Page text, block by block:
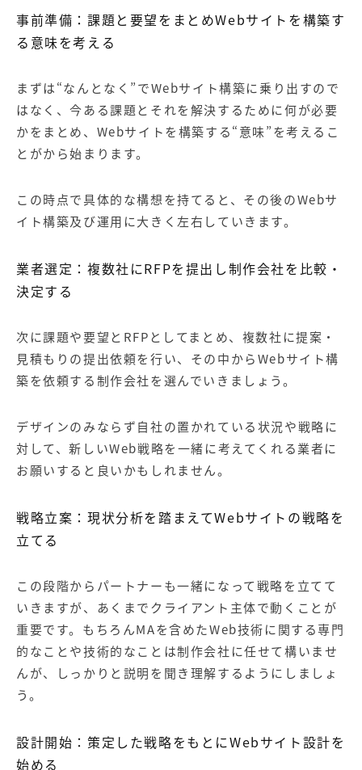
事前準備：課題と要望をまとめWebサイトを構築す
る意味を考える
まずは“なんとなく ”でWebサイト構築に乗り出すので
はなく、今ある課題とそれを解決するために何が必要
かをまとめ、 Webサイトを構築する“意味”を考えるこ
とがから始まります。
この時点で具体的な構想を持てると、その後のWebサ
イト構築及び運用に大きく左右していきます。
業者選定：複数社にRFPを提出し制作会社を比較・
決定する
次に課題や要望と RFPとしてまとめ、複数社に提案・
見積もりの提出依頼を行い、その中からWebサイト構
築を依頼する制作会社を選んでいきましょう。
デザインのみならず自社の置かれている状況や戦略に
対して、新しいWeb戦略を一緒に考えてくれる業者に
お願いすると良いかもしれません。
戦略立案：現状分析を踏まえてWebサイトの戦略を
立てる
この段階からパートナーも一緒になって戦略を立てて
いきますが、あくまでクライアント主体で動くことが
重要です。もちろんMAを含めたWeb技術に関する専門
的なことや技術的なことは制作会社に任せて構いませ
んが、しっかりと説明を聞き理解するようにしましょ
う。
設計開始：策定した戦略をもとにWebサイト設計を
始める